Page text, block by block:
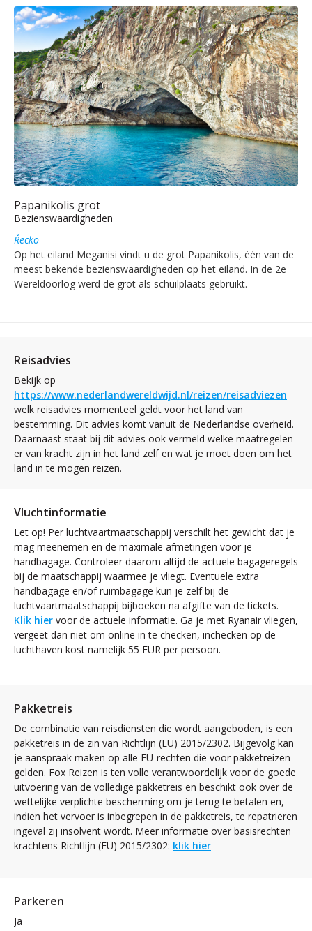
Papanikolis grot
Bezienswaardigheden
Řecko
Op het eiland Meganisi vindt u de grot Papanikolis, één van de
meest bekende bezienswaardigheden op het eiland. In de 2e
Wereldoorlog werd de grot als schuilplaats gebruikt.
Reisadvies
Bekijk op
https://www.nederlandwereldwijd.nl/reizen/reisadviezen
welk reisadvies momenteel geldt voor het land van
bestemming. Dit advies komt vanuit de Nederlandse overheid.
Daarnaast staat bij dit advies ook vermeld welke maatregelen
er van kracht zijn in het land zelf en wat je moet doen om het
land in te mogen reizen.
Vluchtinformatie
Let op! Per luchtvaartmaatschappij verschilt het gewicht dat je
mag meenemen en de maximale afmetingen voor je
handbagage. Controleer daarom altijd de actuele bagageregels
bij de maatschappij waarmee je vliegt. Eventuele extra
handbagage en/of ruimbagage kun je zelf bij de
luchtvaartmaatschappij bijboeken na afgifte van de tickets.
Klik hier voor de actuele informatie. Ga je met Ryanair vliegen,
vergeet dan niet om online in te checken, inchecken op de
luchthaven kost namelijk 55 EUR per persoon.
Pakketreis
De combinatie van reisdiensten die wordt aangeboden, is een
pakketreis in de zin van Richtlijn (EU) 2015/2302. Bijgevolg kan
je aanspraak maken op alle EU-rechten die voor pakketreizen
gelden. Fox Reizen is ten volle verantwoordelijk voor de goede
uitvoering van de volledige pakketreis en beschikt ook over de
wettelijke verplichte bescherming om je terug te betalen en,
indien het vervoer is inbegrepen in de pakketreis, te repatriëren
ingeval zij insolvent wordt. Meer informatie over basisrechten
krachtens Richtlijn (EU) 2015/2302: klik hier
Parkeren
Ja